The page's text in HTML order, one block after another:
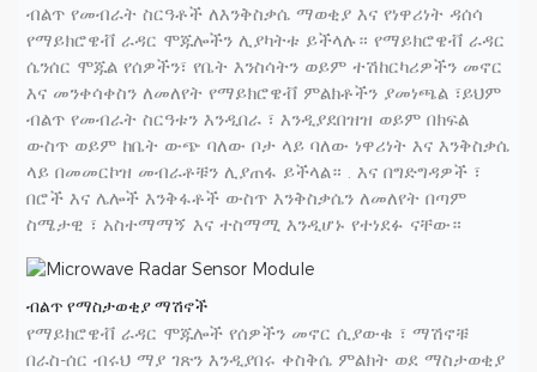
ብልጥ የመብራት ስርዓቶች ለእንቅስቃሴ ማወቂያ እና የነዋሪነት ዳሰሳ
የማይክሮዌቭ ራዳር ሞጁሎችን ሊያካትቱ ይችላሉ። የማይክሮዌቭ ራዳር
ሴንሰር ሞጁል የሰዎችን፣ የቤት እንስሳትን ወይም ተሽከርካሪዎችን መኖር
እና መንቀሳቀስን ለመለየት የማይክሮዌቭ ምልክቶችን ያመነጫል ፣ይህም
ብልጥ የመብራት ስርዓቱን እንዲበራ ፣ እንዲያደበዝዝ ወይም በክፍል
ውስጥ ወይም ከቤት ውጭ ባለው ቦታ ላይ ባለው ነዋሪነት እና እንቅስቃሴ
ላይ በመመርኮዝ መብራቶቹን ሊያጠፋ ይችላል። . እና በግድግዳዎች ፣
በሮች እና ሌሎች እንቅፋቶች ውስጥ እንቅስቃሴን ለመለየት በጣም
ስሜታዊ ፣ አስተማማኝ እና ተስማሚ እንዲሆኑ የተነደፉ ናቸው።
ብልጥ የማስታወቂያ ማሽኖች
የማይክሮዌቭ ራዳር ሞጁሎች የሰዎችን መኖር ሲያውቁ ፣ ማሽኖቹ
በራስ-ሰር ብሩህ ማያ ገጽን እንዲያበሩ ቀስቅሴ ምልክት ወደ ማስታወቂያ